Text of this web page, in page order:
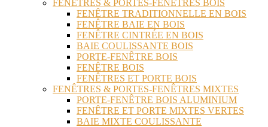
FENÊTRES & PORTES-FENÊTRES BOIS
FENÊTRE TRADITIONNELLE EN BOIS
FENÊTRE BAIE EN BOIS
FENÊTRE CINTRÉE EN BOIS
BAIE COULISSANTE BOIS
PORTE-FENÊTRE BOIS
FENÊTRE BOIS
FENÊTRES ET PORTE BOIS
FENÊTRES & PORTES-FENÊTRES MIXTES
PORTE-FENÊTRE BOIS ALUMINIUM
FENÊTRE ET PORTE MIXTES VERTES
BAIE MIXTE COULISSANTE